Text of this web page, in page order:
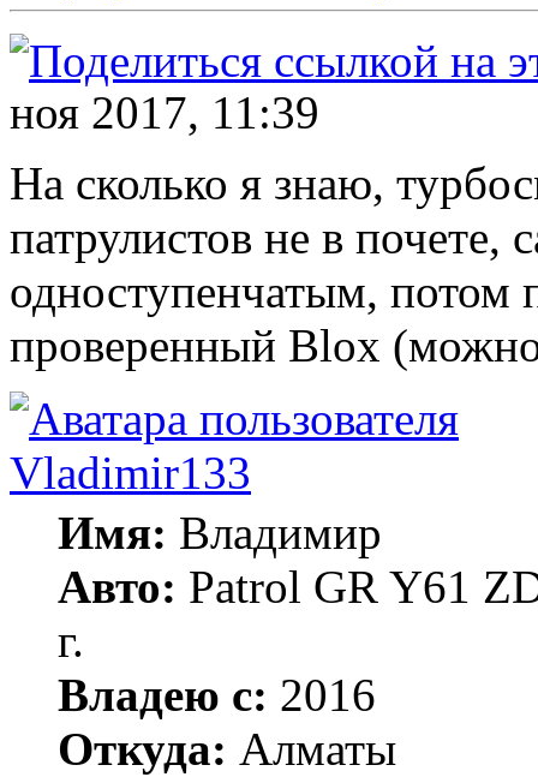
ноя 2017, 11:39
На сколько я знаю,
патрулистов не в почете,
одноступенчатым, потом
проверенный Blox
Vladimir133
Имя: Владимир
Авто: Patrol GR Y61
г.
Владею с: 2016
Откуда: Алматы